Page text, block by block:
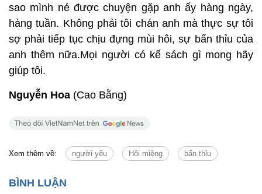
sao mình né được chuyện gặp anh ấy hàng ngày,
hàng tuần. Không phải tôi chán anh mà thực sự tôi
sợ phải tiếp tục chịu đựng mùi hôi, sự bẩn thỉu của
anh thêm nữa.Mọi người có kế sách gì mong hãy
giúp tôi.
Nguyễn Hoa (Cao Bằng)
Xem thêm về: người yêu Hôi miệng bẩn thỉu